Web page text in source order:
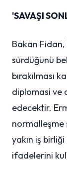
'SAVAŞI
Bakan Fidan,
sürdüğünü
bırakılması
diplomasi ve
edecektir.
normalleşme
yakın iş
ifadelerini